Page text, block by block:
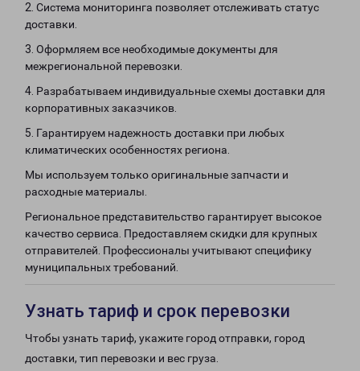
2. Система мониторинга позволяет отслеживать статус
доставки.
3. Оформляем все необходимые документы для
межрегиональной перевозки.
4. Разрабатываем индивидуальные схемы доставки для
корпоративных заказчиков.
5. Гарантируем надежность доставки при любых
климатических особенностях региона.
Мы используем только оригинальные запчасти и
расходные материалы.
Региональное представительство гарантирует высокое
качество сервиса. Предоставляем скидки для крупных
отправителей. Профессионалы учитывают специфику
муниципальных требований.
Узнать тариф и срок перевозки
Чтобы узнать тариф, укажите город отправки, город
доставки, тип перевозки и вес груза.